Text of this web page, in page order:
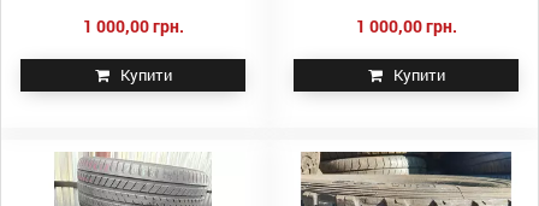
1 000,00 грн.
Купити
1 000,00 грн.
Купити